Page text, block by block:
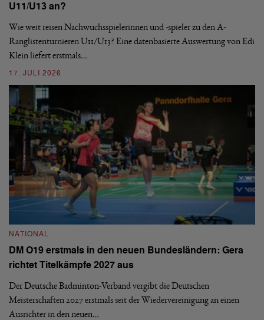
U11/U13 an?
Wie weit reisen Nachwuchsspielerinnen und -spieler zu den A-
Ranglistenturnieren U11/U13? Eine datenbasierte Auswertung von Edi
Klein liefert erstmals…
17. JULI 2026
NATIONAL
DM O19 erstmals in den neuen Bundesländern: Gera
richtet Titelkämpfe 2027 aus
Der Deutsche Badminton-Verband vergibt die Deutschen
Meisterschaften 2027 erstmals seit der Wiedervereinigung an einen
Ausrichter in den neuen…